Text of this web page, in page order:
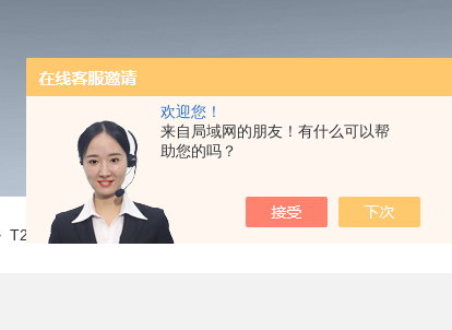
欢迎您！
来自局域网的朋友！有什么可以帮
助您的吗？
人胚肺细胞 NCI-H1563 CLH1258